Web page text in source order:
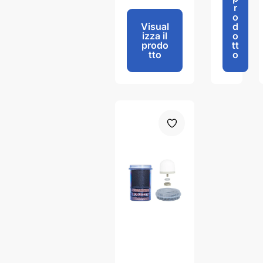
Visual
izza il
prodo
tto
r
o
d
o
tt
o